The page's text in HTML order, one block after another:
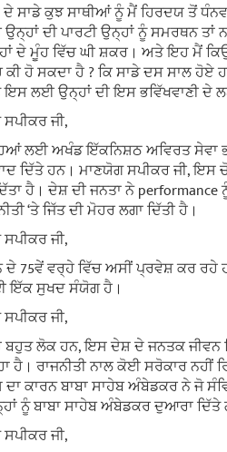
ਸਾਡੇ ਕੁਝ ਸਾਥੀਆਂ ਨੂੰ ਮੈਂ ਹਿਰਦਯ ਤੋਂ
ਉਨ੍ਹਾਂ ਦੀ ਪਾਰਟੀ ਉਨ੍ਹਾਂ ਨੂੰ ਸਮਰਥਨ
ਦੇ ਮੂੰਹ ਵਿੱਚ ਘੀ ਸ਼ਕਰ। ਅਤੇ ਇਹ ਮੈਂ ਕਿਉਂ
ਕੀ ਹੋ ਸਕਦਾ ਹੈ ? ਕਿ ਸਾਡੇ ਦਸ ਸਾਲ
ਲਈ ਉਨ੍ਹਾਂ ਦੀ ਇਸ ਭਵਿੱਖਵਾਣੀ ਦੇ
ਜੀ,
ਲਈ ਅਖੰਡ ਇੱਕਨਿਸ਼ਠ ਅਵਿਰਤ ਸੇਵਾ
ਦਿੱਤੇ ਹਨ। ਮਾਣਯੋਗ ਸਪੀਕਰ ਜੀ, ਇਸ
ਹੈ। ਦੇਸ਼ ਦੀ ਜਨਤਾ ਨੇ
‘ਤੇ ਜਿੱਤ ਦੀ ਮੋਹਰ ਲਗਾ ਦਿੱਤੀ ਹੈ।
ਜੀ,
ਦੇ 75ਵੇਂ ਵਰ੍ਹੇ ਵਿੱਚ ਅਸੀਂ ਪ੍ਰਵੇਸ਼ ਕਰ
ਇੱਕ ਸੁਖਦ ਸੰਯੋਗ ਹੈ।
ਜੀ,
ਬਹੁਤ ਲੋਕ ਹਨ, ਇਸ ਦੇਸ਼ ਦੇ ਜਨਤਕ ਜੀਵਨ
ਹੈ। ਰਾਜਨੀਤੀ ਨਾਲ ਕੋਈ ਸਰੋਕਾਰ
ਕਾਰਨ ਬਾਬਾ ਸਾਹੇਬ ਅੰਬੇਡਕਰ ਨੇ ਜੋ
ਨੂੰ ਬਾਬਾ ਸਾਹੇਬ ਅੰਬੇਡਕਰ ਦੁਆਰਾ
ਜੀ,